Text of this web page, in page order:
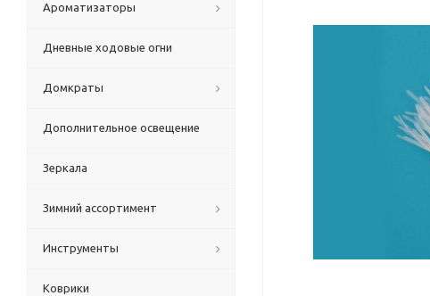
Ароматизаторы
Дневные ходовые огни
Домкраты
Дополнительное освещение
Зеркала
Зимний ассортимент
Инструменты
Коврики